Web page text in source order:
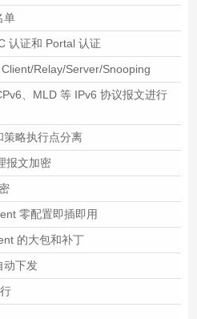
单
认证和 Portal 认证
Relay/Server/Snooping
、MLD 等 IPv6 协议报文进行
策略执行点分离
报文加密
零配置即插即用
的大包和补丁
动下发